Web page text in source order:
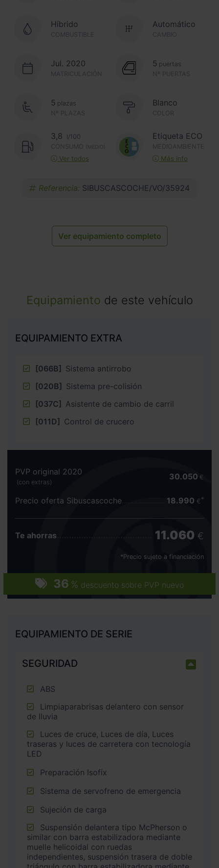
Híbrido
COMBUSTIBLE CAMBIO
Automático
Jul. 2020
MATRICULACIÓN Nº PUERTAS
5 puertas
Nº PLAZAS
5 plazas Blanco
COLOR
3,8
l/100
CONSUMO
(MEDIO)
Ver todos
Etiqueta ECO
MEDIOAMBIENTE
Más info
Referencia: SIBUSCASCOCHE/VO/35924
Ver equipamiento completo
Equipamiento de este vehículo
EQUIPAMIENTO EXTRA
[066B] Sistema antirrobo
[020B] Sistema pre-colisión
[037C] Asistente de cambio de carril
[011D] Control de crucero
36 % descuento sobre PVP nuevo
PVP original 2020
(con extras)
30.050 €
Precio oferta Sibuscascoche 18.990 €
Te ahorras 11.060 €
*Precio sujeto a financiación
EQUIPAMIENTO DE SERIE
SEGURIDAD
ABS
de lluvia
traseras y luces de carretera con tecnología
LED
Preparación Isofix
Sistema de servofreno de emergencia
Sujeción de carga
similar con barra estabilizadora mediante
muelle helicoidal con ruedas
independientes, suspensión trasera de doble